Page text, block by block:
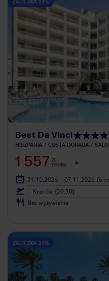
Best Da Vinci
HISZPANIA COSTA DORADA
1 557 ZŁ
OSOBA
31.10.2026 - 07.11.2026 (6
Kraków (20:50)
Bez wyżywienia
ZALICZKA 25%